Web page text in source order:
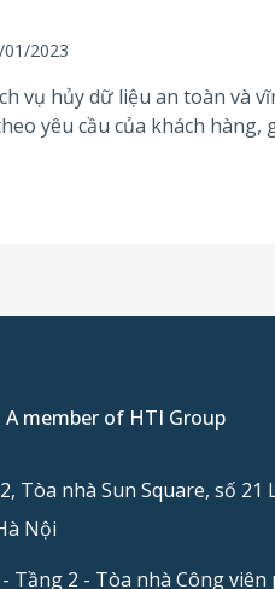
2023
vụ hủy dữ liệu an toàn
yêu cầu của khách
A member of HTI Group
Tòa nhà Sun Square, số 21
Nội
Tầng 2 - Tòa nhà Công